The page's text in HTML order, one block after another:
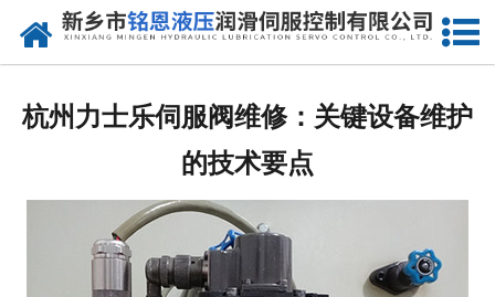
网站首页
新闻动态
杭州力士乐伺服阀维修：关键设备维护
的技术要点